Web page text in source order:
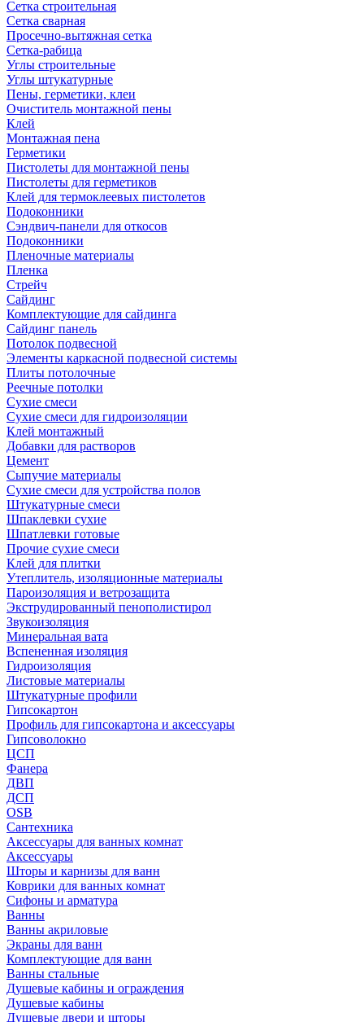
Сетка строительная
Сетка сварная
Просечно-вытяжная сетка
Сетка-рабица
Углы строительные
Углы штукатурные
Пены, герметики, клеи
Очиститель монтажной пены
Клей
Монтажная пена
Герметики
Пистолеты для монтажной пены
Пистолеты для герметиков
Клей для термоклеевых пистолетов
Подоконники
Сэндвич-панели для откосов
Подоконники
Пленочные материалы
Пленка
Стрейч
Сайдинг
Комплектующие для сайдинга
Сайдинг панель
Потолок подвесной
Элементы каркасной подвесной системы
Плиты потолочные
Реечные потолки
Сухие смеси
Сухие смеси для гидроизоляции
Клей монтажный
Добавки для растворов
Цемент
Сыпучие материалы
Сухие смеси для устройства полов
Штукатурные смеси
Шпаклевки сухие
Шпатлевки готовые
Прочие сухие смеси
Клей для плитки
Утеплитель, изоляционные материалы
Пароизоляция и ветрозащита
Экструдированный пенополистирол
Звукоизоляция
Минеральная вата
Вспененная изоляция
Гидроизоляция
Листовые материалы
Штукатурные профили
Гипсокартон
Профиль для гипсокартона и аксессуары
Гипсоволокно
ЦСП
Фанера
ДВП
ДСП
OSB
Сантехника
Аксессуары для ванных комнат
Аксессуары
Шторы и карнизы для ванн
Коврики для ванных комнат
Сифоны и арматура
Ванны
Ванны акриловые
Экраны для ванн
Комплектующие для ванн
Ванны стальные
Душевые кабины и ограждения
Душевые кабины
Душевые двери и шторы